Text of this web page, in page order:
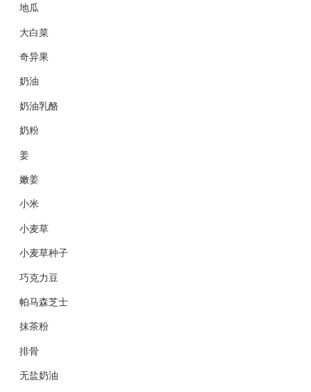
地瓜
大白菜
奇异果
奶油
奶油乳酪
奶粉
姜
嫩姜
小米
小麦草
小麦草种子
巧克力豆
帕马森芝士
抹茶粉
排骨
无盐奶油